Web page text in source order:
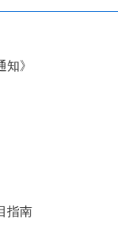
》
指南